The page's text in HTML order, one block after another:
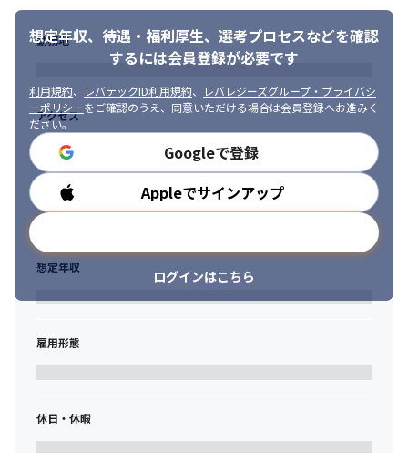
あります
・柔軟に出社、リモートワークを組み合わせています（案件によ
・稼働中もLINE WORKS、oViceや電話での相談が可能です
＜チームに関して＞
・システム開発部に所属し、チームリーダーの指示を受けながら
開発を進めます
・2～3名以上のチームで参画します
＜プロジェクト例＞
・大手家電メーカーのIoT関連システム開発
システム開発全体規模：5人/月（期間：長期）
開発環境：TypeScript、 PHP、HTML/CSS、Eclipse、Visual
Studio Code、Git、Sourcetree、Redmine、Microsoft Azure
・人事・給与・就業管理システム
備考：人事・給与・就業パッケージの機能追加、カスタマイズ、
保守を対応
《先輩の前職ランキングTOP5》
1位：営業
2位：教師・塾講師
4位：医療系（臨床検査技師・獣医）
5位：アパレル販売
→全員が未経験からエンジニアデビュー！
《入社の決め手BEST3》
1位：6ヶ月間の手厚い研修
2位：面接で感じた雰囲気と実際の社内が一致。嘘がなく本当に雰
囲気の良い会社だと感じた
3位：研修期間中、他業務一切なし
《アップロードの一番の自慢は、"人"です。》
先輩28名へのアンケートで最も多かった回答は「人が良い」。
教えてくれる、人に会うために会社に行きたくなる──そんな声
が自然と集まる会社です。
毎月の面談やメンター制度だけでなく、日常的に気にかけ合う文
■ 歓迎スキル/経験
・基本情報技術者試験
想定年収、待遇・福利厚生、 選考プロセスなどを確認
するには会員登録が必要です
利用規約、 レバテックID利用規約、
レバレジーズグループ・プライバシ
ーポリシーをご確認のうえ、同意いただける場合は会員登録へお進みく
ださい。
Googleで登録
Appleでサインアップ
ログインはこちら
勤務地
アクセス
勤務時間
想定年収
雇用形態
休日・休暇